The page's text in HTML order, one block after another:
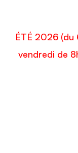
ÉTÉ 2026
vendredi de